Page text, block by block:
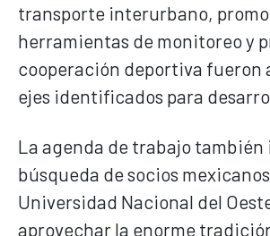
transporte interurbano,
herramientas de monitoreo y
cooperación deportiva fueron
ejes identificados para
La agenda de trabajo también
búsqueda de socios
Universidad Nacional del
aprovechar la enorme